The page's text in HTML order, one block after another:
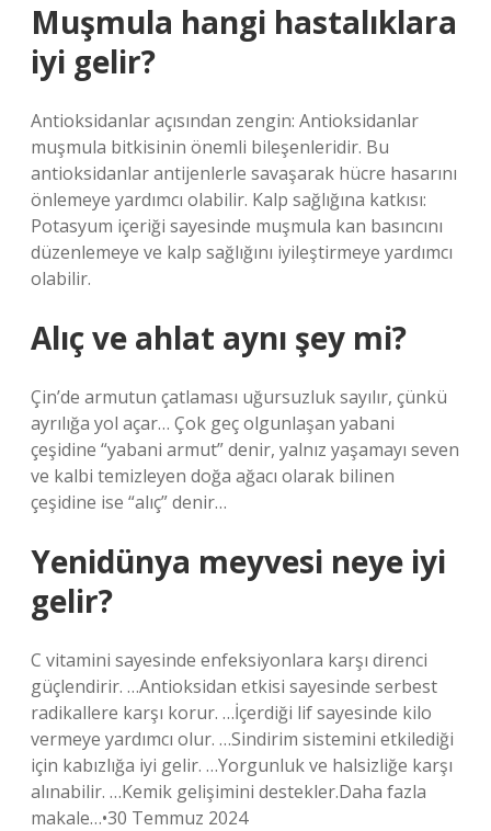
Muşmula hangi hastalıklara
iyi gelir?
Antioksidanlar açısından zengin: Antioksidanlar
muşmula bitkisinin önemli bileşenleridir. Bu
antioksidanlar antijenlerle savaşarak hücre hasarını
önlemeye yardımcı olabilir. Kalp sağlığına katkısı:
Potasyum içeriği sayesinde muşmula kan basıncını
düzenlemeye ve kalp sağlığını iyileştirmeye yardımcı
olabilir.
Alıç ve ahlat aynı şey mi?
Çin’de armutun çatlaması uğursuzluk sayılır, çünkü
ayrılığa yol açar… Çok geç olgunlaşan yabani
çeşidine “yabani armut” denir, yalnız yaşamayı seven
ve kalbi temizleyen doğa ağacı olarak bilinen
çeşidine ise “alıç” denir…
Yenidünya meyvesi neye iyi
gelir?
C vitamini sayesinde enfeksiyonlara karşı direnci
güçlendirir. …Antioksidan etkisi sayesinde serbest
radikallere karşı korur. …İçerdiği lif sayesinde kilo
vermeye yardımcı olur. …Sindirim sistemini etkilediği
için kabızlığa iyi gelir. …Yorgunluk ve halsizliğe karşı
alınabilir. …Kemik gelişimini destekler.Daha fazla
makale…•30 Temmuz 2024